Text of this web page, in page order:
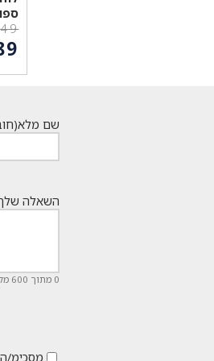
היה:
שם מלא
השאלה
0 מתוך 600 מקסימום תווים
מסכימ/